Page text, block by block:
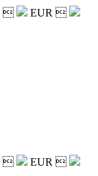
 EUR 
 EUR 